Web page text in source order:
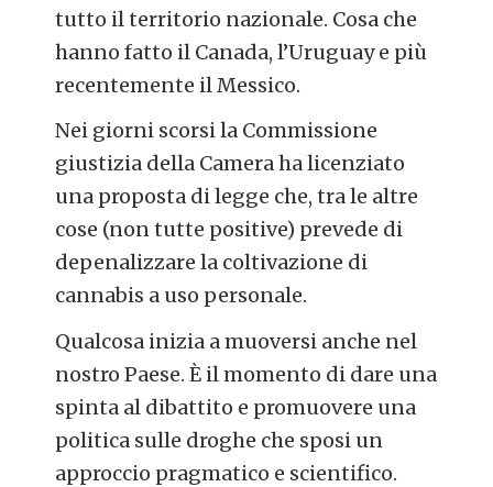
tutto il territorio nazionale. Cosa che
hanno fatto il Canada, l’Uruguay e più
recentemente il Messico.
Nei giorni scorsi la Commissione
giustizia della Camera ha licenziato
una proposta di legge che, tra le altre
cose (non tutte positive) prevede di
depenalizzare la coltivazione di
cannabis a uso personale.
Qualcosa inizia a muoversi anche nel
nostro Paese. È il momento di dare una
spinta al dibattito e promuovere una
politica sulle droghe che sposi un
approccio pragmatico e scientifico.